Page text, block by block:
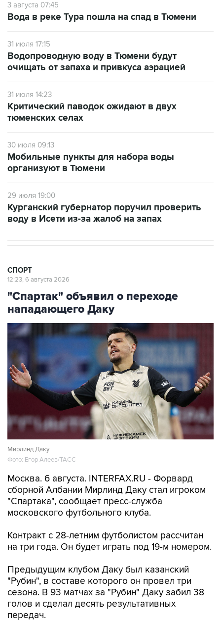
3 августа 07:45
Вода в реке Тура пошла на спад в Тюмени
31 июля 17:15
Водопроводную воду в Тюмени будут
очищать от запаха и привкуса аэрацией
31 июля 14:23
Критический паводок ожидают в двух
тюменских селах
30 июля 09:13
Мобильные пункты для набора воды
организуют в Тюмени
29 июля 19:00
Курганский губернатор поручил проверить
воду в Исети из-за жалоб на запах
СПОРТ
12:23, 6 августа 2026
"Спартак" объявил о переходе
нападающего Даку
Мирлинд Даку
Фото: Егор Алеев/ТАСС
Москва. 6 августа. INTERFAX.RU - Форвард
сборной Албании Мирлинд Даку стал игроком
"Спартака", сообщает пресс-служба
московского футбольного клуба.
Контракт с 28-летним футболистом рассчитан
на три года. Он будет играть под 19-м номером.
Предыдущим клубом Даку был казанский
"Рубин", в составе которого он провел три
сезона. В 93 матчах за "Рубин" Даку забил 38
голов и сделал десять результативных
передач.